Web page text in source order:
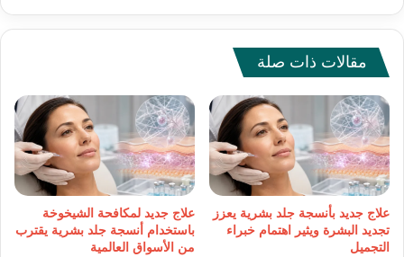
مقالات ذات صلة
علاج جديد بأنسجة جلد بشرية يعزز
تجديد البشرة ويثير اهتمام خبراء
التجميل
علاج جديد لمكافحة الشيخوخة
باستخدام أنسجة جلد بشرية يقترب
من الأسواق العالمية